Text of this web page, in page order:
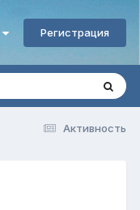
Регистрация
Активность